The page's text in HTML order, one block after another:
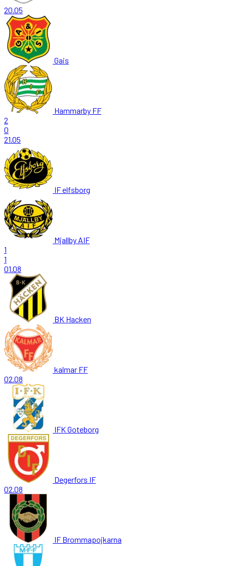
20.05
Gais
Hammarby FF
2
0
21.05
IF elfsborg
Mjallby AIF
1
1
01.08
BK Hacken
kalmar FF
02.08
IFK Goteborg
Degerfors IF
02.08
IF Brommapojkarna